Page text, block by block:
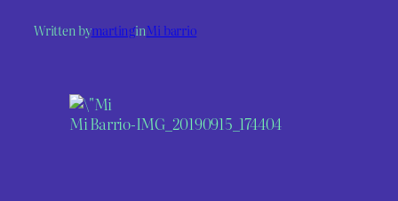
Written bymartinginMi barrio
Mi Barrio-IMG_20190915_174404